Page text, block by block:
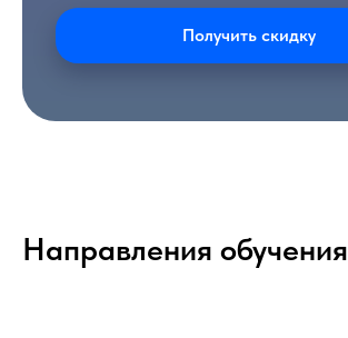
Получить скидку
Направления обучения